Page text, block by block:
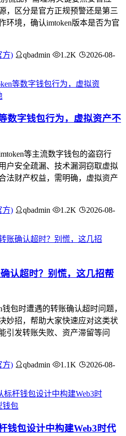
，区分是官方正规预警还是第三
环境，确认imtoken版本是否为官
方) qbadmin 1.2K
2026-08-
数字钱包行为，虚拟资产不
等主流数字钱包的盗窃行
户安全疏漏、技术漏洞窃取虚拟
法财产权益，需明确，虚拟资产
方) qbadmin 1.2K
2026-08-
认超时？别慌，这几招帮
包时遭遇的转账确认超时问题，
妙招，帮助大家快速应对这类状
引发转账失败、资产滞留等问
方) qbadmin 1.1K
2026-08-
钱包设计中构建Web3时代